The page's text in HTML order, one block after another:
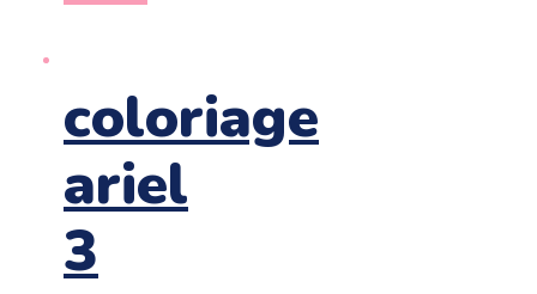
coloriage
ariel
3